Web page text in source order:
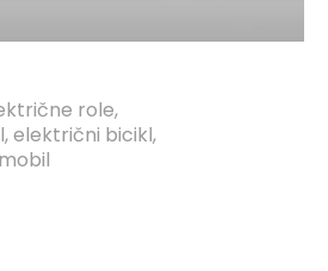
role,
,električni bicikl,